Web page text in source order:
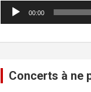
Lecteur
audio
00:00
Concerts à ne